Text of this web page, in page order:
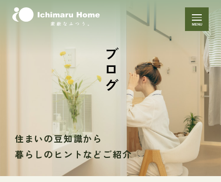
MENU
ブログ
住まいの豆知識から
暮らしのヒントなどご紹介